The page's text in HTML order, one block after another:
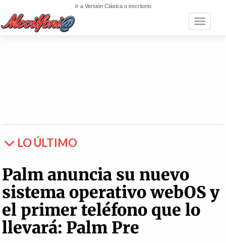
Ir a Versión Clásica o escritorio
Toggle
LO ÚLTIMO
Palm anuncia su nuevo
sistema operativo webOS y
el primer teléfono que lo
llevará: Palm Pre